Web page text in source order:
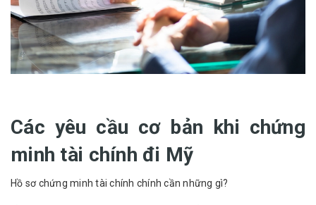
Các yêu cầu cơ bản khi chứng
minh tài chính đi Mỹ
Hồ sơ chứng minh tài chính chính cần những gì?